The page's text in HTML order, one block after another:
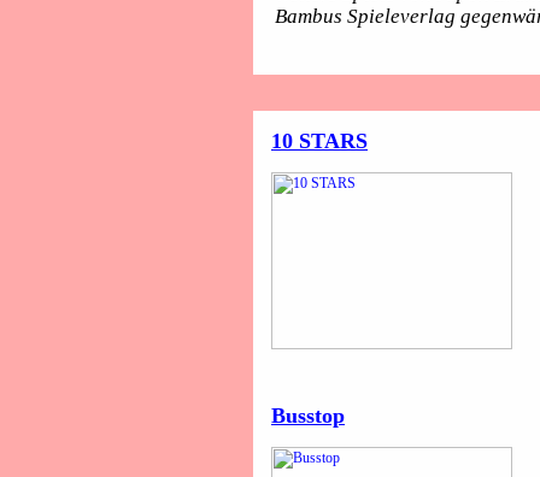
Bambus Spieleverlag
10 STARS
Busstop